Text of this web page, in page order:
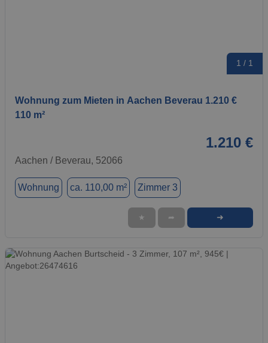
1 / 1
Wohnung zum Mieten in Aachen Beverau 1.210 €
110 m²
1.210 €
Aachen / Beverau, 52066
Wohnung ca. 110,00 m² Zimmer 3
★ ➦ ➜